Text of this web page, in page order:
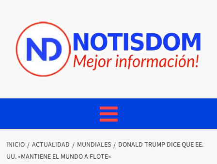
INICIO ACTUALIDAD MUNDIALES
DONALD TRUMP DICE QUE EE.
UU. «MANTIENE EL MUNDO A FLOTE»